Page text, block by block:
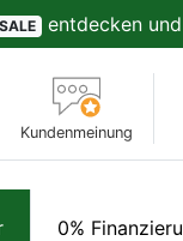
SALE entdecken
Kundenmeinung
0%